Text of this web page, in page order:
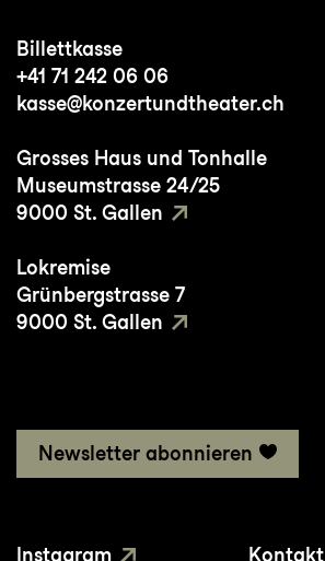
Billettkasse
+41 71 242 06 06
kasse@konzertundtheater.ch
Grosses Haus und Tonhalle
Museumstrasse 24/25
9000 St. Gallen
Lokremise
Grünbergstrasse 7
9000 St. Gallen
Newsletter abonnieren
Instagram Kontakt